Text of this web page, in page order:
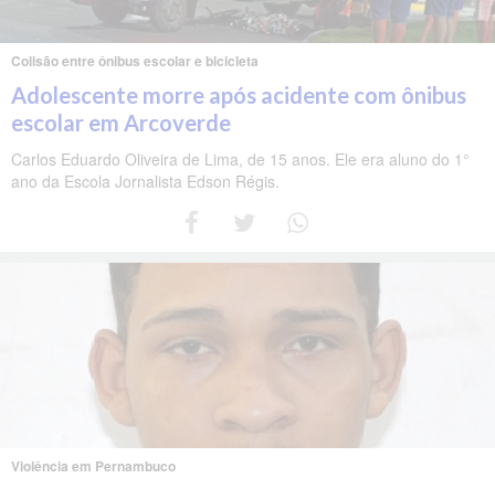
Colisão entre ônibus escolar e bicicleta
Adolescente morre após acidente com ônibus
escolar em Arcoverde
Carlos Eduardo Oliveira de Lima, de 15 anos. Ele era aluno do 1°
ano da Escola Jornalista Edson Régis.
Violência em Pernambuco